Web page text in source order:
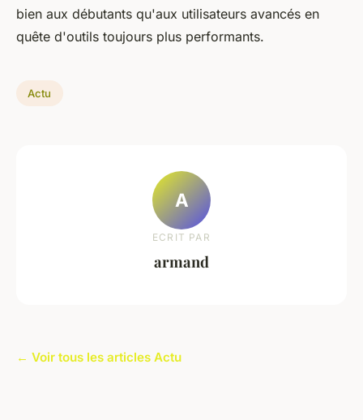
bien aux débutants qu'aux utilisateurs avancés en
quête d'outils toujours plus performants.
Actu
A
ECRIT PAR
armand
← Voir tous les articles Actu